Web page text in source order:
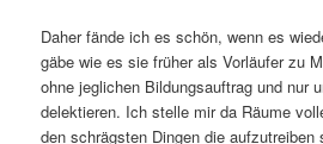
Daher fände ich es schön, wenn es
gäbe wie es sie früher als Vorläufer zu
ohne jeglichen Bildungsauftrag und nur
delektieren. Ich stelle mir da Räume
den schrägsten Dingen die aufzutreiben